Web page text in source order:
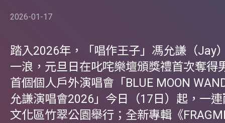
2026-01-17
踏入2026年，「唱作王子」馮允謙（Jay
一浪，元旦日在叱咤樂壇頒獎禮首次奪得
首個個人戶外演唱會「BLUE MOON
允謙演唱會2026」今日（17日）起，一
文化區竹翠公園舉行；全新專輯《